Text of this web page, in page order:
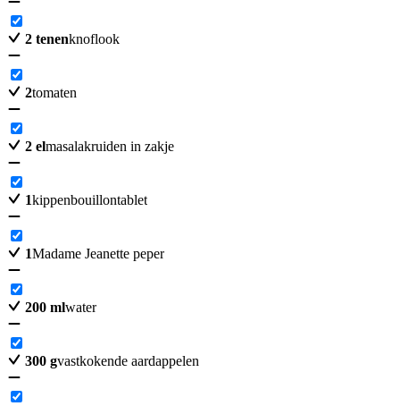
2 tenenknoflook
2tomaten
2 elmasalakruiden in zakje
1kippenbouillontablet
1Madame Jeanette peper
200 mlwater
300 gvastkokende aardappelen